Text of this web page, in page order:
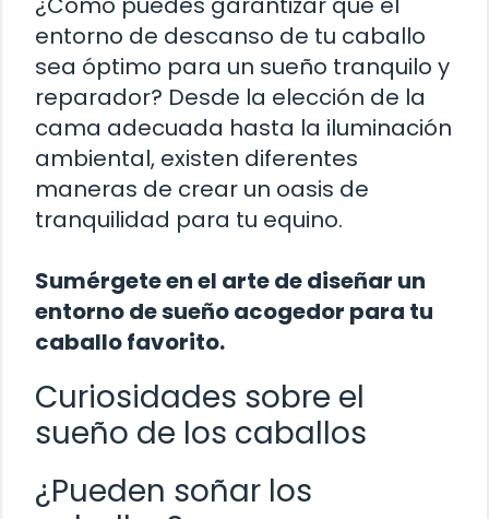
entorno de descanso de tu caballo
sea óptimo para un sueño tranquilo y
reparador? Desde la elección de la
cama adecuada hasta la iluminación
ambiental, existen diferentes
maneras de crear un oasis de
tranquilidad para tu equino.
Sumérgete en el arte de diseñar un
entorno de sueño acogedor para tu
caballo favorito.
Curiosidades sobre el
sueño de los caballos
¿Pueden soñar los